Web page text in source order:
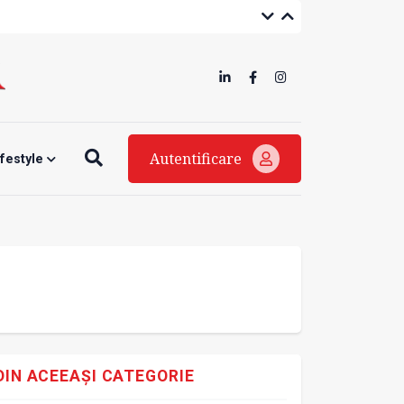
Autentificare
ACEEAȘI CATEGORIE